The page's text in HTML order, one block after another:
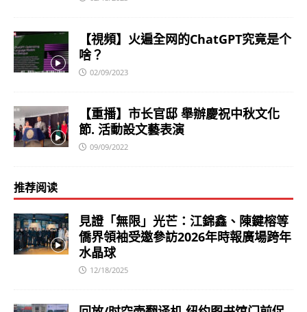
【視頻】火遍全网的ChatGPT究竟是个
啥？
02/09/2023
【重播】市长官邸 舉辦慶祝中秋文化
節. 活動設文藝表演
09/09/2022
推荐阅读
見證「無限」光芒：江錦鑫、陳鍵榕等
僑界領袖受邀參訪2026年時報廣場跨年
水晶球
12/18/2025